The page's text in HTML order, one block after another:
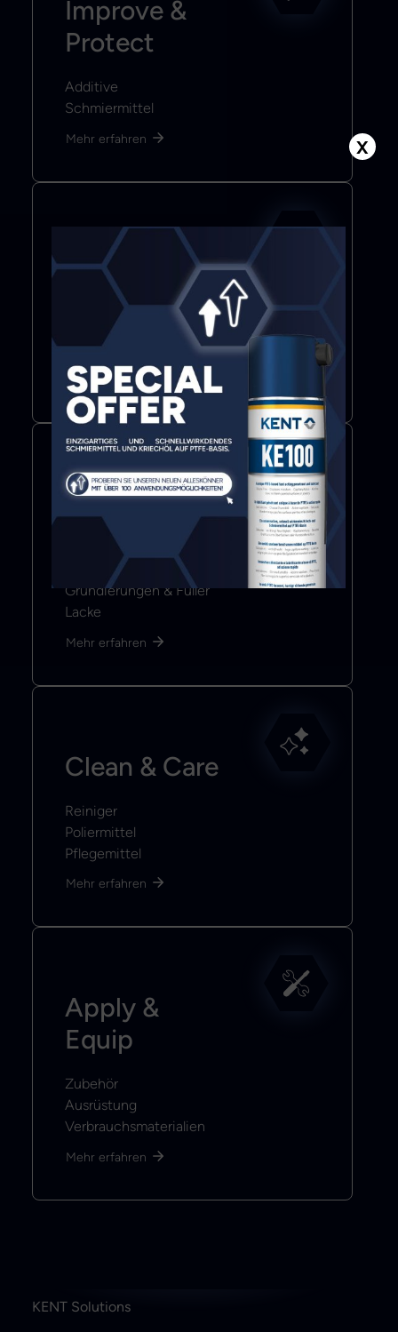
Improve &
Protect
Additive
Schmiermittel
Mehr erfahren
Bond & Seal
Klebstoffe
Dichtmittel
Klebebänder
Mehr erfahren
Color & Coat
Spachtelmassen
Beschichtungen
Grundierungen & Füller
Lacke
Mehr erfahren
Clean & Care
Reiniger
Poliermittel
Pflegemittel
Mehr erfahren
Apply &
Equip
Zubehör
Ausrüstung
Verbrauchsmaterialien
Mehr erfahren
KENT Solutions
X